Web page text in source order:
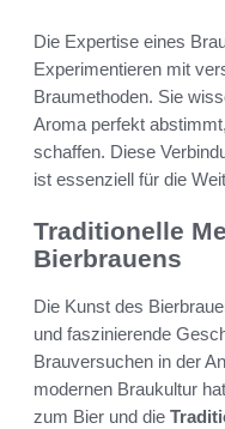
Die Expertise eines
Experimentieren mit
Braumethoden. Sie
Aroma perfekt
schaffen. Diese
ist essenziell für die
Traditionelle
Bierbrauens
Die Kunst des
und faszinierende
Brauversuchen in der
modernen Braukultur
zum Bier und die